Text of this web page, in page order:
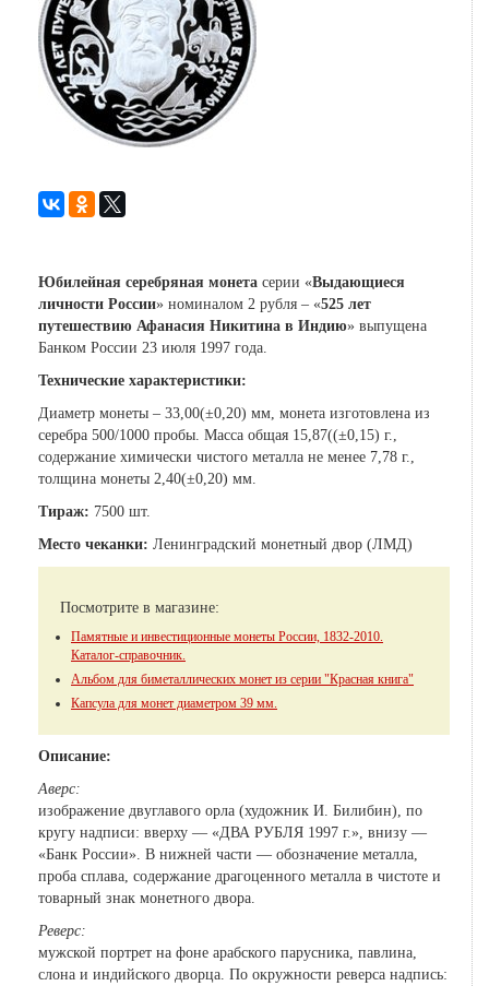
Юбилейная серебряная монета серии «Выдающиеся
личности России» номиналом 2 рубля – «525 лет
путешествию Афанасия Никитина в Индию» выпущена
Банком России 23 июля 1997 года.
Технические характеристики:
Диаметр монеты – 33,00(±0,20) мм, монета изготовлена из
серебра 500/1000 пробы. Масса общая 15,87((±0,15) г.,
содержание химически чистого металла не менее 7,78 г.,
толщина монеты 2,40(±0,20) мм.
Тираж: 7500 шт.
Место чеканки: Ленинградский монетный двор (ЛМД)
Посмотрите в магазине:
Памятные и инвестиционные монеты России, 1832-2010.
Каталог-справочник.
Альбом для биметаллических монет из серии "Красная книга"
Капсула для монет диаметром 39 мм.
Описание:
Аверс:
изображение двуглавого орла (художник И. Билибин), по
кругу надписи: вверху — «ДВА РУБЛЯ 1997 г.», внизу —
«Банк России». В нижней части — обозначение металла,
проба сплава, содержание драгоценного металла в чистоте и
товарный знак монетного двора.
Реверс:
мужской портрет на фоне арабского парусника, павлина,
слона и индийского дворца. По окружности реверса надпись: